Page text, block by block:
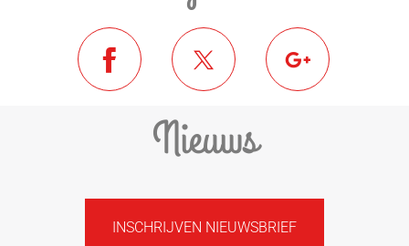
Nieuws
INSCHRIJVEN NIEUWSBRIEF